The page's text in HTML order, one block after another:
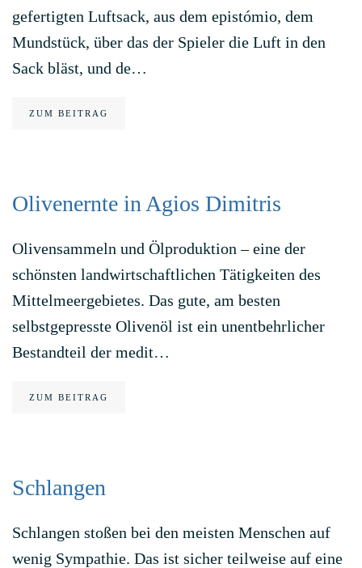
gefertigten Luftsack, aus dem epistómio, dem
Mundstück, über das der Spieler die Luft in den
Sack bläst, und de…
ZUM BEITRAG
Olivenernte in Agios Dimitris
Olivensammeln und Ölproduktion – eine der
schönsten landwirtschaftlichen Tätigkeiten des
Mittelmeergebietes. Das gute, am besten
selbstgepresste Olivenöl ist ein unentbehrlicher
Bestandteil der medit…
ZUM BEITRAG
Schlangen
Schlangen stoßen bei den meisten Menschen auf
wenig Sympathie. Das ist sicher teilweise auf eine